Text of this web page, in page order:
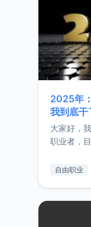
2025年
我到底干
大家好，
职业者，
的总结，
自由职业